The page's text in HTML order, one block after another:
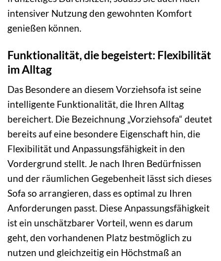
intensiver Nutzung den gewohnten Komfort
genießen können.
Funktionalität, die begeistert: Flexibilität
im Alltag
Das Besondere an diesem Vorziehsofa ist seine
intelligente Funktionalität, die Ihren Alltag
bereichert. Die Bezeichnung „Vorziehsofa“ deutet
bereits auf eine besondere Eigenschaft hin, die
Flexibilität und Anpassungsfähigkeit in den
Vordergrund stellt. Je nach Ihren Bedürfnissen
und der räumlichen Gegebenheit lässt sich dieses
Sofa so arrangieren, dass es optimal zu Ihren
Anforderungen passt. Diese Anpassungsfähigkeit
ist ein unschätzbarer Vorteil, wenn es darum
geht, den vorhandenen Platz bestmöglich zu
nutzen und gleichzeitig ein Höchstmaß an